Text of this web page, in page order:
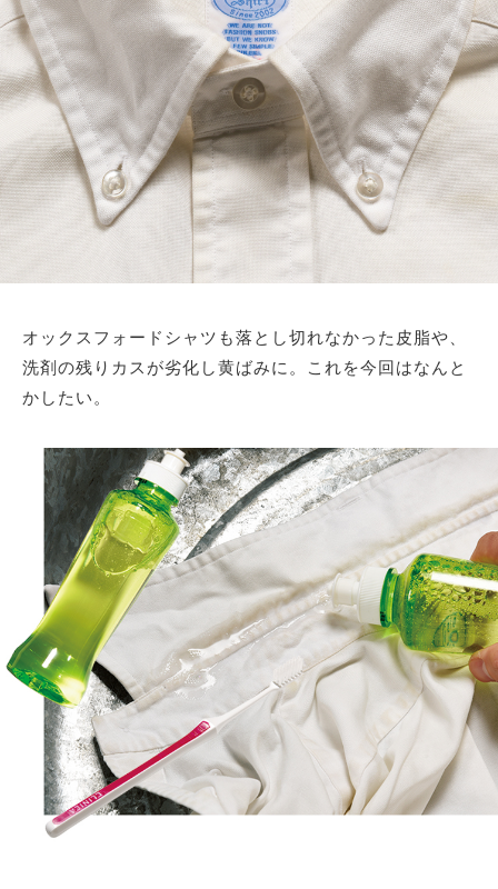
オックスフォードシャツも落とし切れなかった皮脂や、
洗剤の残りカスが劣化し黄ばみに。これを今回はなんと
かしたい。